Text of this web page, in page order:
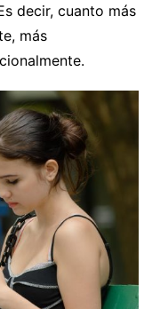
decir, cuanto más
más